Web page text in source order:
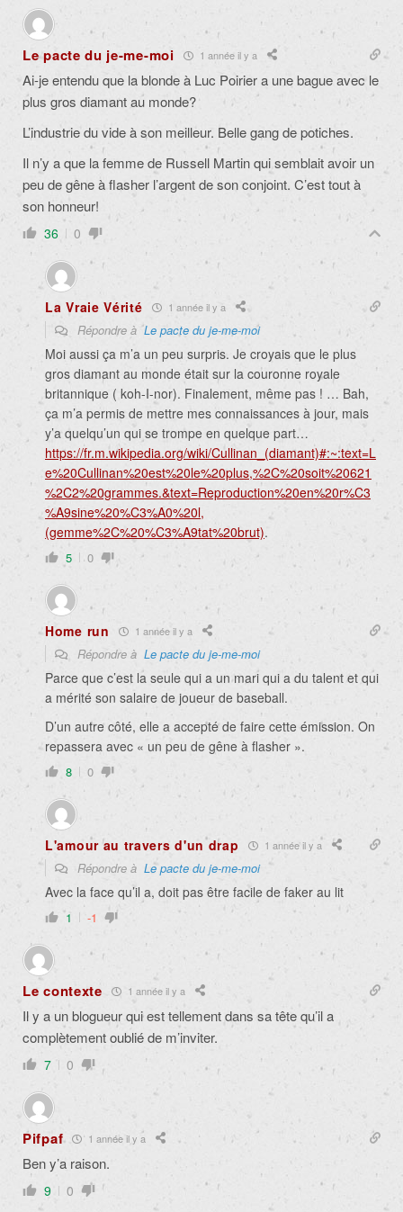
Le pacte du je-me-moi 1 année il y a
Ai-je entendu que la blonde à Luc Poirier a une bague avec le
plus gros diamant au monde?
L’industrie du vide à son meilleur. Belle gang de potiches.
Il n’y a que la femme de Russell Martin qui semblait avoir un
peu de gêne à flasher l’argent de son conjoint. C’est tout à
son honneur!
36 0
La Vraie Vérité 1 année il y a
Répondre àLe pacte du je-me-moi
Moi aussi ça m’a un peu surpris. Je croyais que le plus
gros diamant au monde était sur la couronne royale
britannique ( koh-I-nor). Finalement, même pas ! … Bah,
ça m’a permis de mettre mes connaissances à jour, mais
y’a quelqu’un qui se trompe en quelque part…
https://fr.m.wikipedia.org/wiki/Cullinan_(diamant)#:~:text=L
e%20Cullinan%20est%20le%20plus,%2C%20soit%20621
%2C2%20grammes.&text=Reproduction%20en%20r%C3
%A9sine%20%C3%A0%20l,
(gemme%2C%20%C3%A9tat%20brut).
5 0
Home run 1 année il y a
Répondre à Le pacte du je-me-moi
Parce que c’est la seule qui a un mari qui a du talent et qui
a mérité son salaire de joueur de baseball.
D’un autre côté, elle a accepté de faire cette émission. On
repassera avec « un peu de gêne à flasher ».
8 0
L'amour au travers d'un drap 1 année il y a
Répondre à Le pacte du je-me-moi
Avec la face qu’il a, doit pas être facile de faker au lit
1 -1
Le contexte 1 année il y a
Il y a un blogueur qui est tellement dans sa tête qu’il a
complètement oublié de m’inviter.
7 0
Pifpaf 1 année il y a
Ben y’a raison.
9 0